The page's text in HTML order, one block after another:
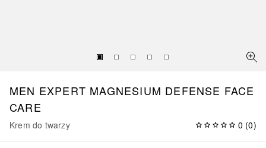
MEN EXPERT MAGNESIUM DEFENSE FACE
CARE
Krem do twarzy 0 (0)